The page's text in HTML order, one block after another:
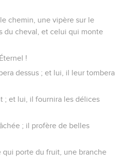
chemin, une vipère sur le
du cheval, et celui qui monte
!
dessus ; et lui, il leur tombera
; et lui, il fournira les délices
; il profère de belles
qui porte du fruit, une branche